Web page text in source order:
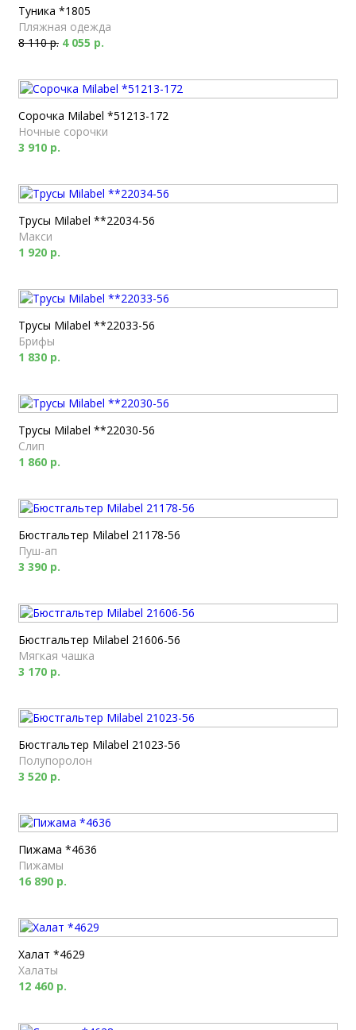
Туника *1805
Пляжная одежда
8 110 р. 4 055 р.
Сорочка Milabel *51213-172
Ночные сорочки
3 910 р.
Трусы Milabel **22034-56
Макси
1 920 р.
Трусы Milabel **22033-56
Брифы
1 830 р.
Трусы Milabel **22030-56
Слип
1 860 р.
Бюстгальтер Milabel 21178-56
Пуш-ап
3 390 р.
Бюстгальтер Milabel 21606-56
Мягкая чашка
3 170 р.
Бюстгальтер Milabel 21023-56
Полупоролон
3 520 р.
Пижама *4636
Пижамы
16 890 р.
Халат *4629
Халаты
12 460 р.